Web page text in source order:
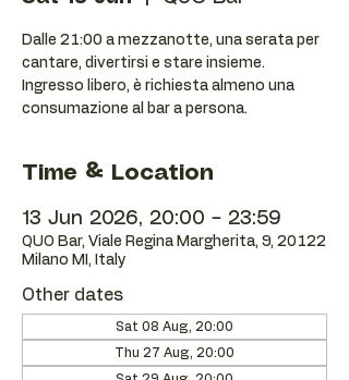
Dalle 21:00 a mezzanotte, una serata per
cantare, divertirsi e stare insieme.
Ingresso libero, è richiesta almeno una
consumazione al bar a persona.
Time & Location
13 Jun 2026, 20:00 – 23:59
QUO Bar, Viale Regina Margherita, 9, 20122
Milano MI, Italy
Other dates
Sat 08 Aug, 20:00
Thu 27 Aug, 20:00